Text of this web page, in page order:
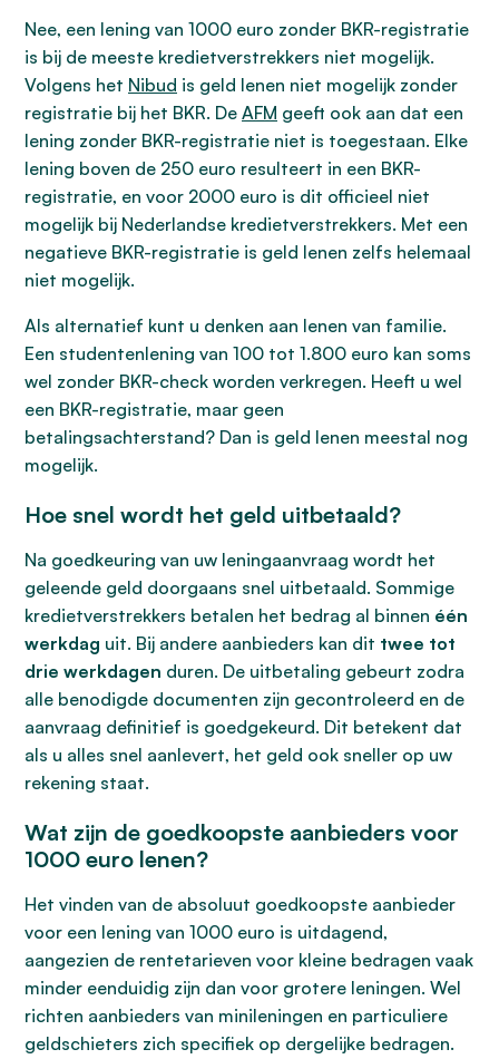
Nee, een lening van 1000 euro zonder BKR-registratie
is bij de meeste kredietverstrekkers niet mogelijk.
Volgens het Nibud is geld lenen niet mogelijk zonder
registratie bij het BKR. De AFM geeft ook aan dat een
lening zonder BKR-registratie niet is toegestaan. Elke
lening boven de 250 euro resulteert in een BKR-
registratie, en voor 2000 euro is dit officieel niet
mogelijk bij Nederlandse kredietverstrekkers. Met een
negatieve BKR-registratie is geld lenen zelfs helemaal
niet mogelijk.
Als alternatief kunt u denken aan lenen van familie.
Een studentenlening van 100 tot 1.800 euro kan soms
wel zonder BKR-check worden verkregen. Heeft u wel
een BKR-registratie, maar geen
betalingsachterstand? Dan is geld lenen meestal nog
mogelijk.
Hoe snel wordt het geld uitbetaald?
Na goedkeuring van uw leningaanvraag wordt het
geleende geld doorgaans snel uitbetaald. Sommige
kredietverstrekkers betalen het bedrag al binnen één
werkdag uit. Bij andere aanbieders kan dit twee tot
drie werkdagen duren. De uitbetaling gebeurt zodra
alle benodigde documenten zijn gecontroleerd en de
aanvraag definitief is goedgekeurd. Dit betekent dat
als u alles snel aanlevert, het geld ook sneller op uw
rekening staat.
Wat zijn de goedkoopste aanbieders voor
1000 euro lenen?
Het vinden van de absoluut goedkoopste aanbieder
voor een lening van 1000 euro is uitdagend,
aangezien de rentetarieven voor kleine bedragen vaak
minder eenduidig zijn dan voor grotere leningen. Wel
richten aanbieders van minileningen en particuliere
geldschieters zich specifiek op dergelijke bedragen.